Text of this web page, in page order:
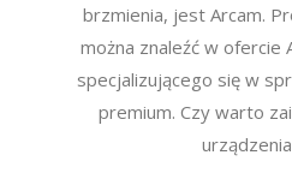
brzmienia, jest Arcam.
można znaleźć w ofercie
specjalizującego się w
premium. Czy warto